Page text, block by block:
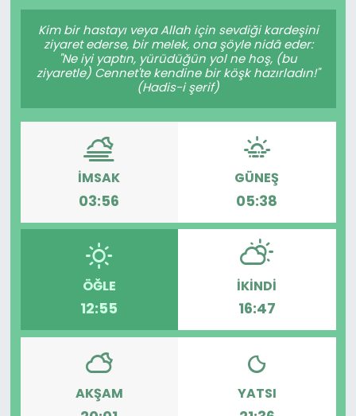
Kim bir hastayı veya Allah için sevdiği kardeşini
ziyaret ederse, bir melek, ona şöyle nidâ eder:
"Ne iyi yaptın, yürüdüğün yol ne hoş, (bu
ziyaretle) Cennet'te kendine bir köşk hazırladın!"
(Hadis-i şerif)
İMSAK
03:56
GÜNEŞ
05:38
ÖĞLE
12:55
İKINDI
16:47
AKŞAM YATSI
Gündem
KKTC
KKTC YEREL SEÇİM 2018
Kültür Sanat
Magazin
Moda
Nöbetçi Eczaneler
Otomobil Dünyası
Politika
SAĞLIK